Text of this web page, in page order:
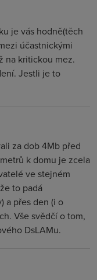
je vás hodně(těch
účastnickými
na kritickou mez.
Jestli je to
za dob 4Mb před
k domu je zcela
ve stejném
to padá
a přes den (i o
Vše svědčí o tom,
DsLAMu.